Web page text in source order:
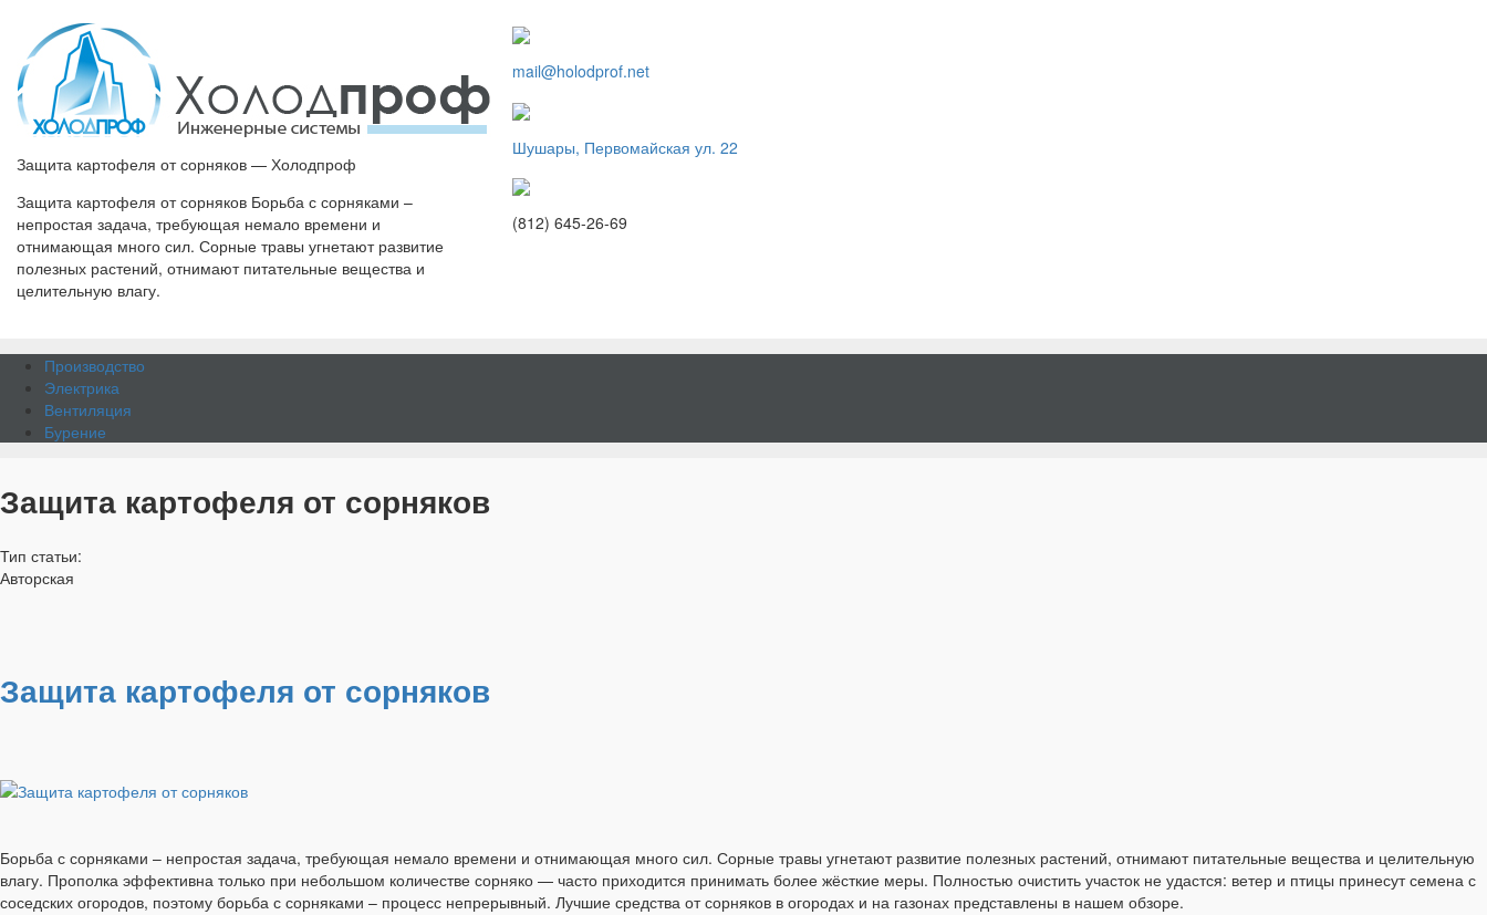
Защита картофеля от сорняков — Холодпроф
Защита картофеля от сорняков Борьба с сорняками –
непростая задача, требующая немало времени и
отнимающая много сил. Сорные травы угнетают развитие
полезных растений, отнимают питательные вещества и
целительную влагу.
mail@holodprof.net
Шушары, Первомайская ул. 22
(812) 645-26-69
Производство
Электрика
Вентиляция
Бурение
Защита картофеля от сорняков
Тип статьи:
Авторская
Защита картофеля от сорняков
Борьба с сорняками – непростая задача, требующая немало времени и отнимающая много сил. Сорные травы угнетают развитие полезных растений, отнимают питательные вещества и целительную
влагу. Прополка эффективна только при небольшом количестве сорняко — часто приходится принимать более жёсткие меры. Полностью очистить участок не удастся: ветер и птицы принесут семена с
соседских огородов, поэтому борьба с сорняками – процесс непрерывный. Лучшие средства от сорняков в огородах и на газонах представлены в нашем обзоре.